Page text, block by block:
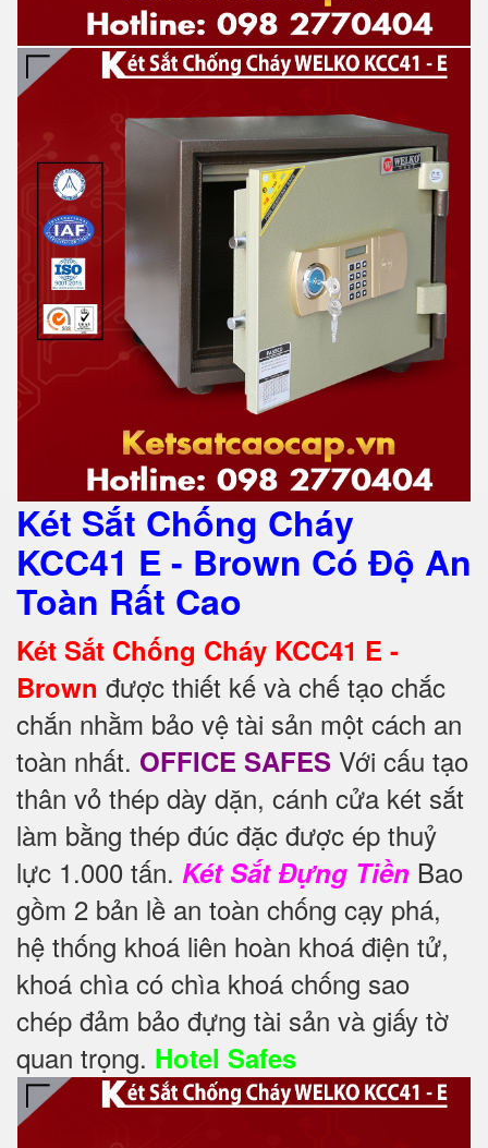
Két Sắt Chống Cháy
KCC41 E - Brown Có Độ An
Toàn Rất Cao
Két Sắt Chống Cháy KCC41 E -
Brown được thiết kế và chế tạo chắc
chắn nhằm bảo vệ tài sản một cách an
toàn nhất. OFFICE SAFES Với cấu tạo
thân vỏ thép dày dặn, cánh cửa két sắt
làm bằng thép đúc đặc được ép thuỷ
lực 1.000 tấn. Két Sắt Đựng Tiền Bao
gồm 2 bản lề an toàn chống cạy phá,
hệ thống khoá liên hoàn khoá điện tử,
khoá chìa có chìa khoá chống sao
chép đảm bảo đựng tài sản và giấy tờ
quan trọng. Hotel Safes